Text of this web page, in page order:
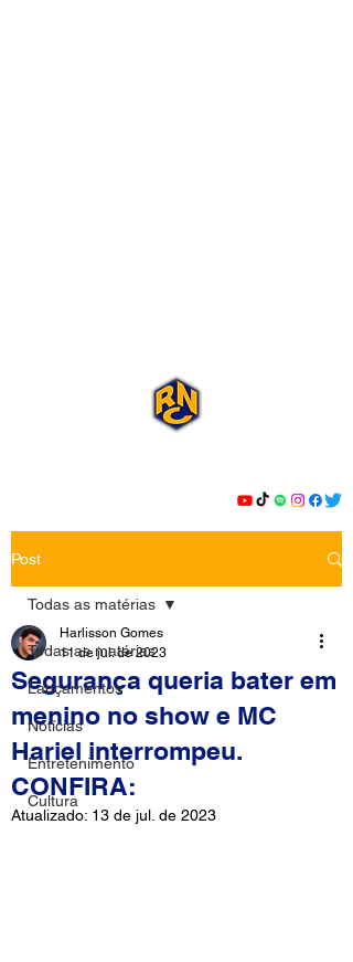
Post
Todas as matérias
Lançamentos
Notícias
Entretenimento
Cultura
Todas as matérias
Segurança queria bater em
menino no show e MC
Hariel interrompeu.
CONFIRA:
Harlisson Gomes
11 de jul. de 2023
Atualizado: 13 de jul. de 2023